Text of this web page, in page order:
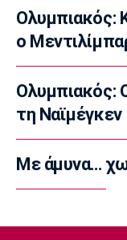
07:20
Επικαιρότητα
Καιρός:
Επικαιρότητα
Εορτολόγιο:
Παρασκευή 7
07:00
Europa League
στο Μπατούμι
Ολυμπιακός:
ο
Ολυμπιακός:
τη Ναϊμέγκεν
Με άμυνα…